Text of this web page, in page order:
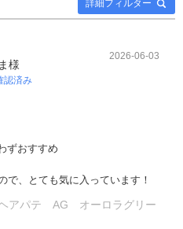
詳細フィルター
様
認済み
2026-06-03
ずおすすめ
で、とても気に入っています！
アパテ AG オーロラグリー